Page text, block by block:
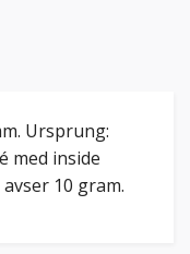
Ursprung:
med inside
10 gram.